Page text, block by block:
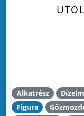
Alkatrész
Figura